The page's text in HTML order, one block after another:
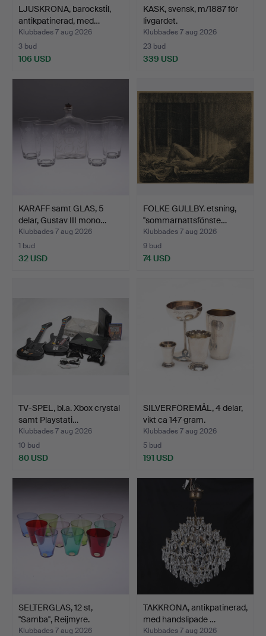
LJUSKRONA, barockstil,
antikpatinerad, med…
Klubbades 7 aug 2026
3 bud
106 USD
KASK, svensk, m/1887 för
livgardet.
Klubbades 7 aug 2026
23 bud
339 USD
KARAFF samt GLAS, 5
delar, Gustav III mono…
Klubbades 7 aug 2026
1 bud
32 USD
FOLKE GULLBY. etsning,
''sommarnattsfönste…
Klubbades 7 aug 2026
9 bud
74 USD
TV-SPEL, bl.a. Xbox crystal
samt Playstati…
Klubbades 7 aug 2026
10 bud
80 USD
SILVERFÖREMÅL, 4 delar,
vikt ca 147 gram.
Klubbades 7 aug 2026
5 bud
191 USD
SELTERGLAS, 12 st,
''Samba'', Reijmyre.
Klubbades 7 aug 2026
TAKKRONA, antikpatinerad,
med handslipade …
Klubbades 7 aug 2026